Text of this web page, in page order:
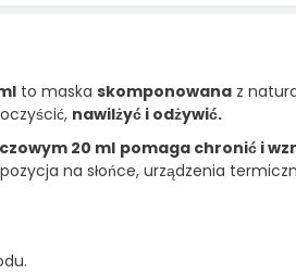
to maska skomponowana z
nawilżyć i odżywić.
20 ml pomaga chronić i
na słońce, urządzenia